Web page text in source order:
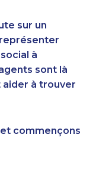
588-9274
3402
328-6543
328-6615
sur un
à
sont là
à trouver
commençons